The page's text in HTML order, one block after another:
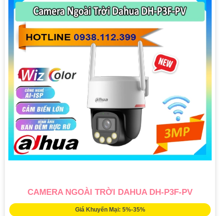
CAMERA NGOÀI TRỜI DAHUA DH-P3F-PV
Giá Khuyến Mại: 5%-35%